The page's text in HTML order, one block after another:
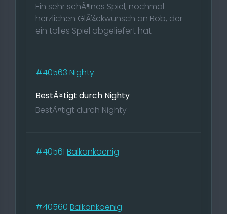
Ein sehr schÃ¶nes Spiel, nochmal
herzlichen GlÃ¼ckwunsch an Bob, der
ein tolles Spiel abgeliefert hat
#40563 Nighty
BestÃ¤tigt durch Nighty
BestÃ¤tigt durch Nighty
#40561 Balkankoenig
#40560 Balkankoenig